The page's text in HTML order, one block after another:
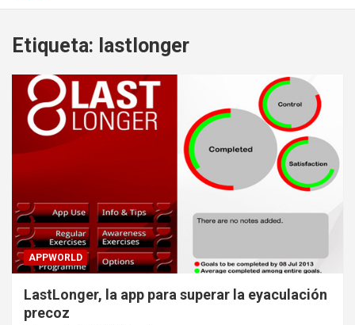
Etiqueta: lastlonger
APPWORLD
LastLonger, la app para superar la eyaculación
precoz